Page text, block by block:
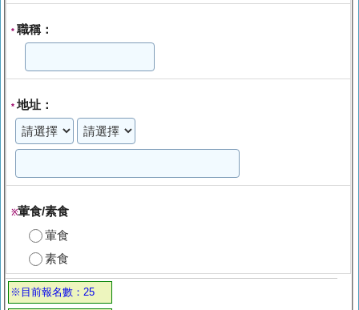
* 職稱：
*地址：
※葷食/素食
葷食
素食
※目前報名數：25